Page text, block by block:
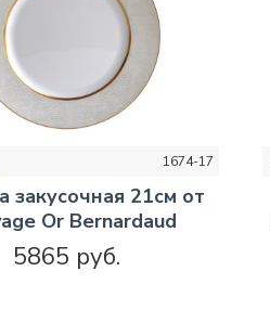
1674-17
закусочная 21см от
Or Bernardaud
5865 руб.